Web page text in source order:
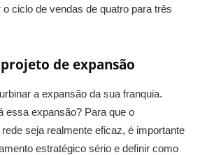
ciclo de vendas de quatro para três
de expansão
a expansão da sua franquia.
essa expansão? Para que o
seja realmente eficaz, é importante
estratégico sério e definir como